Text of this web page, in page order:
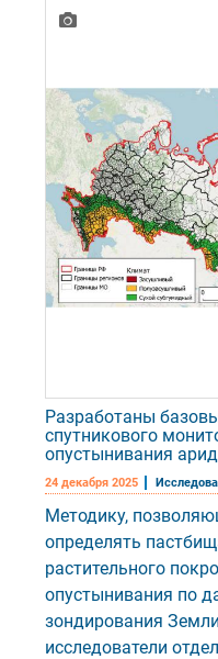
Разработаны
спутникового
опустынивания
24 декабря 2025
Методику,
определять
растительного
опустынивания по
зондирования
исследователи